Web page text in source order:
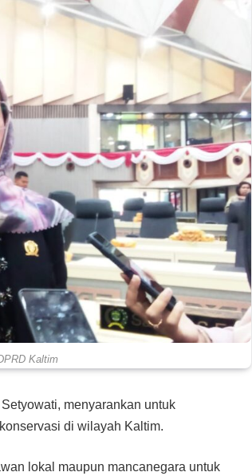
Kaltim
menyarankan untuk
di wilayah Kaltim.
lokal maupun mancanegara untuk